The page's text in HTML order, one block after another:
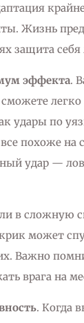
Жизнь
защита
эффекта.
легко
удары по
похоже на
удар —
в сложную
может
Важно
врага на
. Когда